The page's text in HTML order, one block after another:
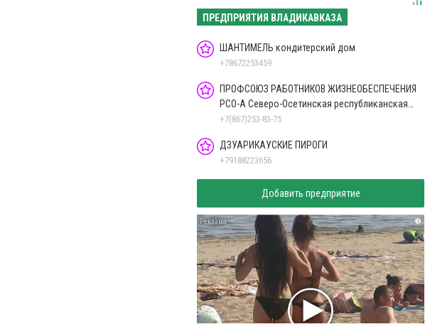
ПРЕДПРИЯТИЯ ВЛАДИКАВКАЗА
ШАНТИМЕЛЬ кондитерский дом
+78672253459
ПРОФСОЮЗ РАБОТНИКОВ ЖИЗНЕОБЕСПЕЧЕНИЯ
РСО-А Северо-Осетинская республиканская
организация
+7(867)253-83-75
ДЗУАРИКАУСКИЕ ПИРОГИ
+79188223656
Добавить предприятие
i